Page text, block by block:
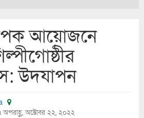
আয়োজনে
স: উদযাপন
অপরাহ্ণ, অক্টোবর ২২, ২০২২